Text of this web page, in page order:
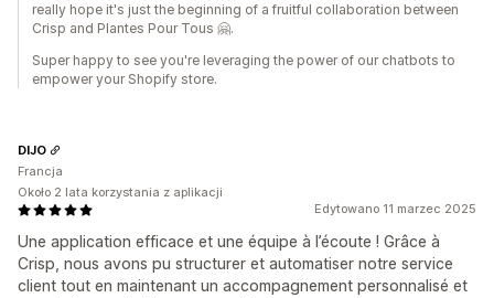
really hope it's just the beginning of a fruitful collaboration between
Crisp and Plantes Pour Tous 🤗.
Super happy to see you're leveraging the power of our chatbots to
empower your Shopify store.
Edytowano 11 marzec 2025
Une application efficace et une équipe à l’écoute ! Grâce à
Crisp, nous avons pu structurer et automatiser notre service
client tout en maintenant un accompagnement personnalisé et
DIJO
Francja
Około 2 lata korzystania z aplikacji